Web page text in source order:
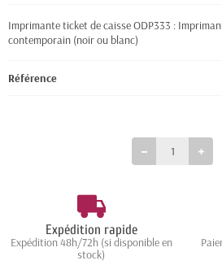
Imprimante ticket de caisse ODP333 :
contemporain (noir ou blanc)
Référence
Expédition rapide
Expédition 48h/72h (si disponible en
stock)